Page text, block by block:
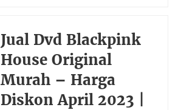
Jual Dvd Blackpink
House Original
Murah – Harga
Diskon April 2023 |